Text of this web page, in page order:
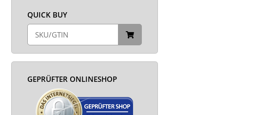
QUICK BUY
GEPRÜFTER ONLINESHOP